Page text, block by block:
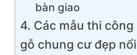
bàn giao
4. Các mẫu thi
gỗ chung cư đẹp